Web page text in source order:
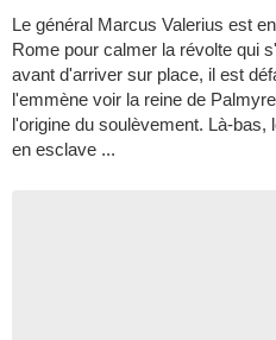
Le général Marcus Valerius est
Rome pour calmer la révolte qui
avant d'arriver sur place, il est
l'emmène voir la reine de
l'origine du soulèvement. Là-bas,
en esclave ...